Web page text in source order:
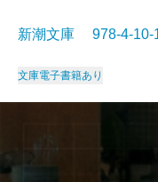
新潮文庫 978-4-
文庫電子書籍あり